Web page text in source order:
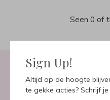
Sign Up!
Altijd op de hoogte
te gekke acties? Schrijf
Seen 0 of
Meld je